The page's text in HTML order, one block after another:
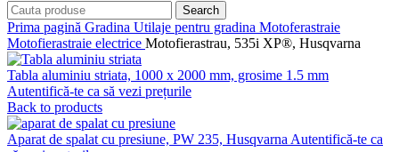
Search
Prima pagină Gradina Utilaje pentru gradina Motoferastraie
Motofierastraie electrice Motofierastrau, 535i XP®, Husqvarna
Tabla aluminiu striata, 1000 x 2000 mm, grosime 1.5 mm
Autentifică-te ca să vezi prețurile
Back to products
Aparat de spalat cu presiune, PW 235, Husqvarna Autentifică-te ca